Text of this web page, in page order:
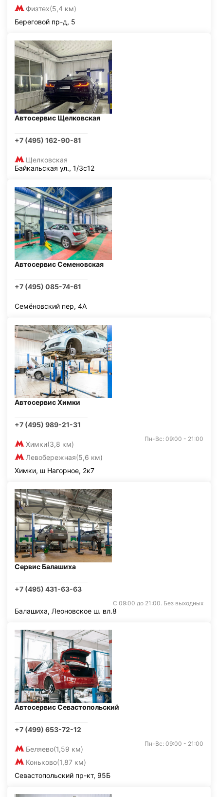
Физтех(5,4 км)
Береговой пр-д, 5
Автосервис Щелковская
+7 (495) 162-90-81
Щелковская
Байкальская ул., 1/3с12
Автосервис Семеновская
+7 (495) 085-74-61
Семёновский пер, 4А
Автосервис Химки
+7 (495) 989-21-31
Химки(3,8 км)
Левобережная(5,6 км)
Пн-Вс: 09:00 - 21:00
Химки, ш Нагорное, 2к7
Сервис Балашиха
+7 (495) 431-63-63
С 09:00 до 21:00. Без выходных
Балашиха, Леоновское ш. вл.8
Автосервис Севастопольский
+7 (499) 653-72-12
Беляево(1,59 км)
Коньково(1,87 км)
Пн-Вс: 09:00 - 21:00
Севастопольский пр-кт, 95Б